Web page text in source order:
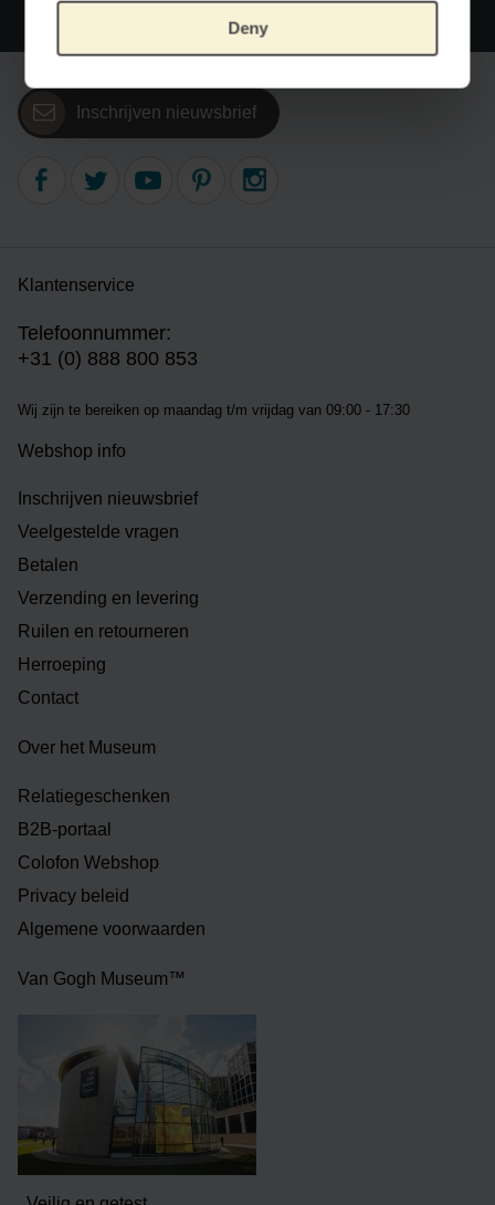
Deny
Wereldwijde verzending
Inschrijven nieuwsbrief
Klantenservice
Telefoonnummer:
+31 (0) 888 800 853
Wij zijn te bereiken op maandag t/m vrijdag van 09:00 - 17:30
Webshop info
Inschrijven nieuwsbrief
Veelgestelde vragen
Betalen
Verzending en levering
Ruilen en retourneren
Herroeping
Contact
Over het Museum
Relatiegeschenken
B2B-portaal
Colofon Webshop
Privacy beleid
Algemene voorwaarden
Van Gogh Museum™